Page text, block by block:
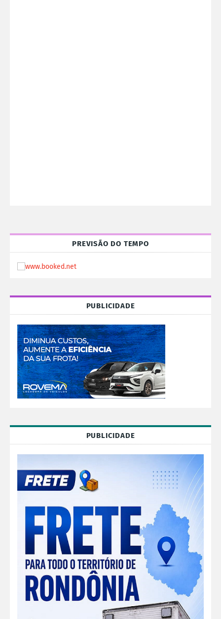
PREVISÃO DO TEMPO
PUBLICIDADE
PUBLICIDADE